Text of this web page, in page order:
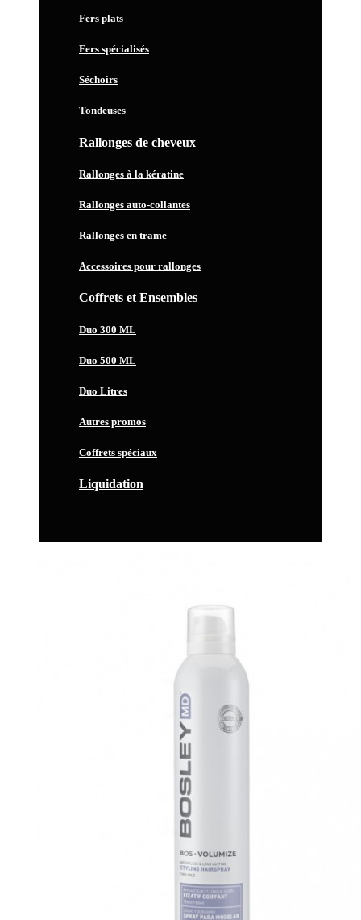
Fers plats
Fers spécialisés
Séchoirs
Tondeuses
Rallonges de cheveux
Rallonges à la kératine
Rallonges auto-collantes
Rallonges en trame
Accessoires pour rallonges
Coffrets et Ensembles
Duo 300 ML
Duo 500 ML
Duo Litres
Autres promos
Coffrets spéciaux
Liquidation